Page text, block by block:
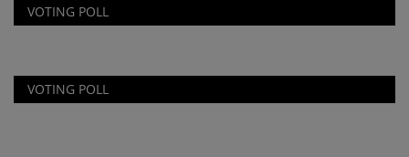
VOTING POLL
VOTING POLL